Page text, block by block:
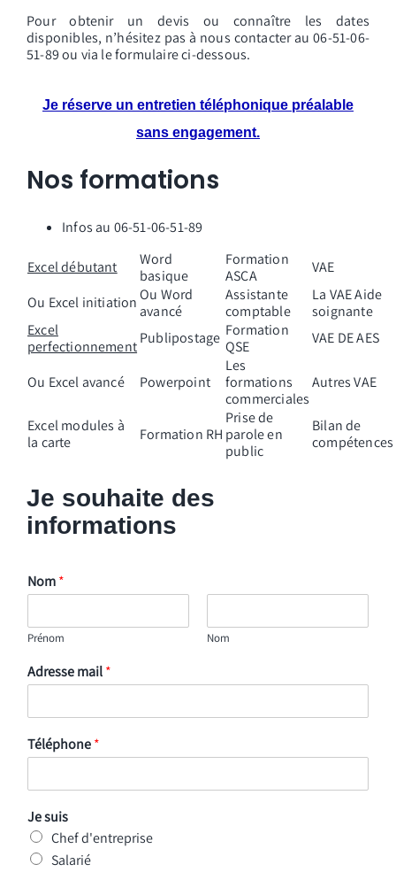
Pour obtenir un devis ou connaître les dates
disponibles, n’hésitez pas à nous contacter au 06-51-06-
51-89 ou via le formulaire ci-dessous.
Je réserve un entretien téléphonique préalable
sans engagement.
Nos formations
Infos au 06-51-06-51-89
Excel débutant
Word
basique
Formation
ASCA
VAE
Ou Excel initiationOu Word
avancé
Assistante
comptable
La VAE Aide
soignante
Excel
perfectionnementPublipostage Formation
QSE
VAE DE AES
Ou Excel avancé Powerpoint
Les
formations
commerciales
Autres VAE
Excel modules à
la carte
Formation RH
Prise de
parole en
public
Bilan de
compétences
Je souhaite des
informations
Nom*
Prénom Nom
Adresse mail*
Téléphone*
Je suis
Chef d'entreprise
Salarié